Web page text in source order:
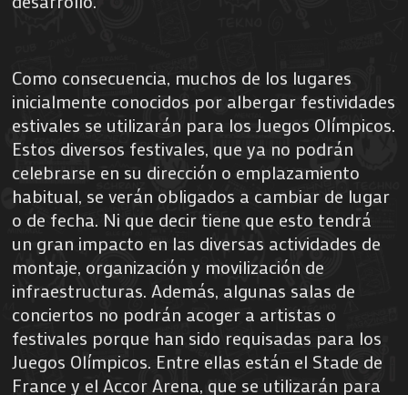
Como consecuencia, muchos de los lugares
inicialmente conocidos por albergar festividades
estivales se utilizarán para los Juegos Olímpicos.
Estos diversos festivales, que ya no podrán
celebrarse en su dirección o emplazamiento
habitual, se verán obligados a cambiar de lugar
o de fecha. Ni que decir tiene que esto tendrá
un gran impacto en las diversas actividades de
montaje, organización y movilización de
infraestructuras. Además, algunas salas de
conciertos no podrán acoger a artistas o
festivales porque han sido requisadas para los
Juegos Olímpicos. Entre ellas están el Stade de
France y el Accor Arena, que se utilizarán para